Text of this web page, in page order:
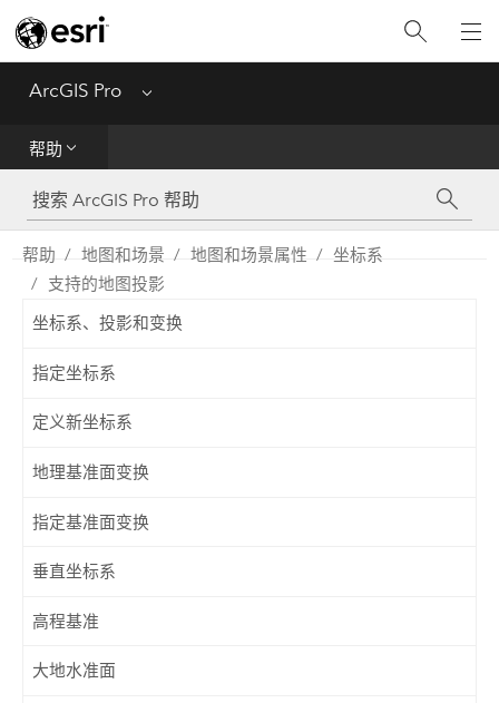
ArcGIS Pro Menu
帮助
工具参考
Python
SDK
帮助 地图和场景 地图和场景属性
坐标系
支持的地图投影
坐标系、投影和变换
指定坐标系
定义新坐标系
地理基准面变换
指定基准面变换
垂直坐标系
高程基准
大地水准面